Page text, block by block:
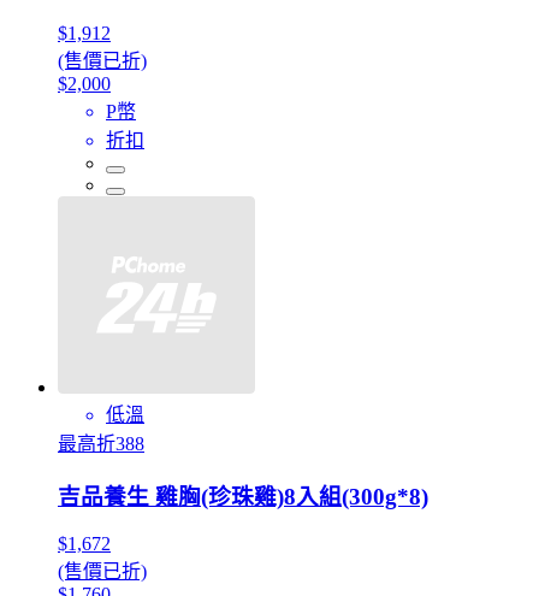
$1,912
(售價已折)
$2,000
P幣
折扣
低溫
最高折388
吉品養生 雞胸(珍珠雞)8入組(300g*8)
$1,672
(售價已折)